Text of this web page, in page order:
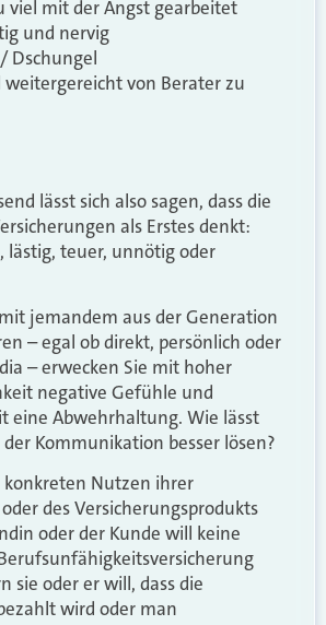
viel mit der Angst gearbeitet
und nervig
Dschungel
von Berater zu
lässt sich also sagen, dass die
als Erstes denkt:
lästig, teuer, unnötig oder
jemandem aus der Generation
– egal ob direkt, persönlich oder
– erwecken Sie mit hoher
negative Gefühle und
eine Abwehrhaltung. Wie lässt
Kommunikation besser lösen?
konkreten Nutzen ihrer
des Versicherungsprodukts
oder der Kunde will keine
sie oder er will, dass die
wird oder man